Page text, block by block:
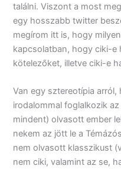
találni. Viszont a most
egy hosszabb twitter
megírom itt is, hogy
kapcsolatban, hogy ciki-e
kötelezőket, illetve ciki-e
Van egy sztereotípia
irodalommal foglalkozik
mindent) olvasott ember
nekem az jött le a
nem olvasott klasszikust
nem ciki, valamint az se,